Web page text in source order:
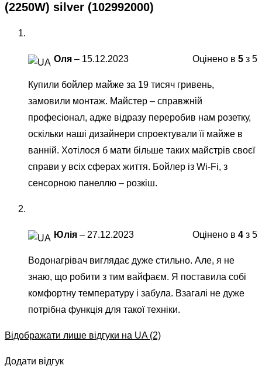
(2250W) silver (102992000)
Оцінено в 5 з 5
Оля – 15.12.2023
Купили бойлер майже за 19 тисяч гривень,
замовили монтаж. Майстер – справжній
професіонал, адже відразу переробив нам розетку,
оскільки наші дизайнери спроектували її майже в
ванній. Хотілося б мати більше таких майстрів своєї
справи у всіх сферах життя. Бойлер із Wi-Fi, з
сенсорною панеллю – розкіш.
Оцінено в 4 з 5
Юлія – 27.12.2023
Водонагрівач виглядає дуже стильно. Але, я не
знаю, що робити з тим вайфаєм. Я поставила собі
комфортну температуру і забула. Взагалі не дуже
потрібна функція для такої техніки.
Відображати лише відгуки на UA (2)
Додати відгук